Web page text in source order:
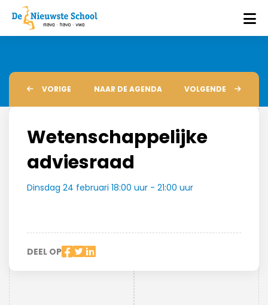
VORIGE NAAR DE AGENDA VOLGENDE
Wetenschappelijke
adviesraad
Dinsdag 24 februari 18:00 uur - 21:00 uur
DEEL OP